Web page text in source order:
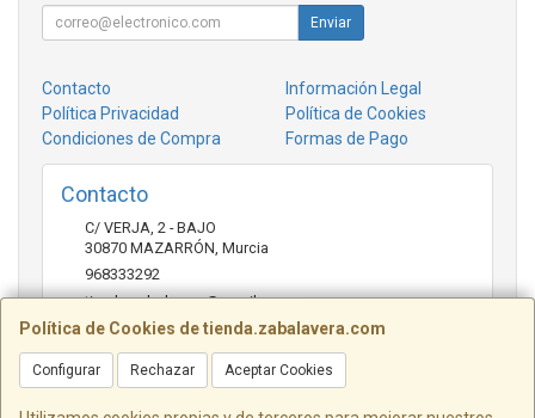
Política de Cookies de tienda.zabalavera.com
Configurar Rechazar Aceptar Cookies
Enviar
Contacto
Información Legal
Política Privacidad
Política de Cookies
Condiciones de Compra
Formas de Pago
Contacto
C/ VERJA, 2 - BAJO
30870 MAZARRÓN, Murcia
968333292
tienda.zabalavera@gmail.com
Horario
9:30-14:00 y 17:30-20:00